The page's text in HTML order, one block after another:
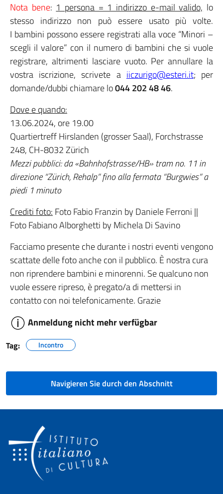
Nota bene:1 persona = 1 indirizzo e-mail valido,lo
stesso indirizzo non può essere usato più volte.
I bambini possono essere registrati alla voce “Minori –
scegli il valore” con il numero di bambini che si vuole
registrare, altrimenti lasciare vuoto. Per annullare la
vostra iscrizione, scrivete aiiczurigo@esteri.it; per
domande/dubbi chiamare lo044 202 48 46.
Dove e quando:
13.06.2024, ore 19.00
Quartiertreff Hirslanden (grosser Saal), Forchstrasse
248, CH-8032 Zürich
Mezzi pubblici: da «Bahnhofstrasse/HB» tram no. 11 in
direzione “Zürich, Rehalp” fino alla fermata “Burgwies” a
piedi 1 minuto
Crediti foto:Foto Fabio Franzin by Daniele Ferroni ||
Foto Fabiano Alborghetti by Michela Di Savino
Facciamo presente che durante i nostri eventi vengono
scattate delle foto anche con il pubblico. È nostra cura
non riprendere bambini e minorenni. Se qualcuno non
vuole essere ripreso, è pregato/a di mettersi in
contatto con noi telefonicamente. Grazie
Anmeldung nicht mehr verfügbar
Tag: Incontro
Navigieren Sie durch den Abschnitt